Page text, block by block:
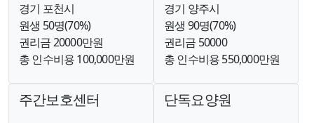
경기 포천시
원생 50명(70%)
권리금 20000만원
총 인수비용 100,000만원
경기 양주시
원생 90명(70%)
권리금 50000
총 인수비용 550,000만원
주간보호센터 단독요양원